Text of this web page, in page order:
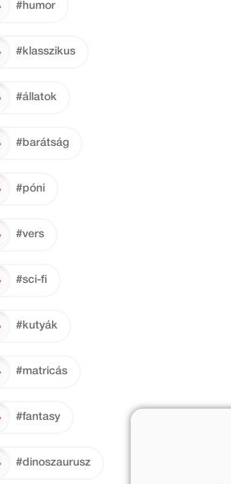
#humor
#klasszikus
#állatok
#barátság
#póni
#vers
#sci-fi
#kutyák
#matricás
#fantasy
#dinoszaurusz